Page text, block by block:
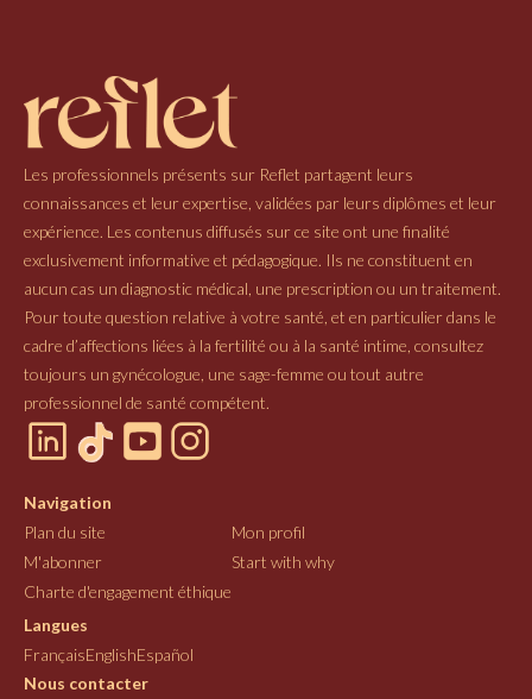
Les professionnels présents sur Reflet partagent leurs
connaissances et leur expertise, validées par leurs diplômes et leur
expérience. Les contenus diffusés sur ce site ont une finalité
exclusivement informative et pédagogique. Ils ne constituent en
aucun cas un diagnostic médical, une prescription ou un traitement.
Pour toute question relative à votre santé, et en particulier dans le
cadre d’affections liées à la fertilité ou à la santé intime, consultez
toujours un gynécologue, une sage-femme ou tout autre
professionnel de santé compétent.
Navigation
Plan du site
Mon profil
M'abonner
Start with why
Charte d'engagement éthique
Langues
FrançaisEnglishEspañol
Nous contacter